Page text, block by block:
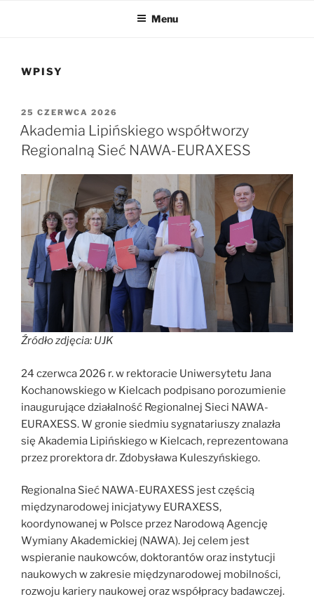
Menu
WPISY
OPUBLIKOWANE
W
25 CZERWCA 2026
Akademia Lipińskiego współtworzy
Regionalną Sieć NAWA-EURAXESS
Źródło zdjęcia: UJK
24 czerwca 2026 r. w rektoracie Uniwersytetu Jana
Kochanowskiego w Kielcach podpisano porozumienie
inaugurujące działalność Regionalnej Sieci NAWA-
EURAXESS. W gronie siedmiu sygnatariuszy znalazła
się Akademia Lipińskiego w Kielcach, reprezentowana
przez prorektora dr. Zdobysława Kuleszyńskiego.
Regionalna Sieć NAWA-EURAXESS jest częścią
międzynarodowej inicjatywy EURAXESS,
koordynowanej w Polsce przez Narodową Agencję
Wymiany Akademickiej (NAWA). Jej celem jest
wspieranie naukowców, doktorantów oraz instytucji
naukowych w zakresie międzynarodowej mobilności,
rozwoju kariery naukowej oraz współpracy badawczej.